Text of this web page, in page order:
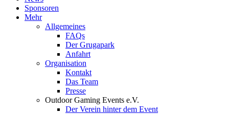
Sponsoren
Mehr
Allgemeines
FAQs
Der Grugapark
Anfahrt
Organisation
Kontakt
Das Team
Presse
Outdoor Gaming Events e.V.
Der Verein hinter dem Event